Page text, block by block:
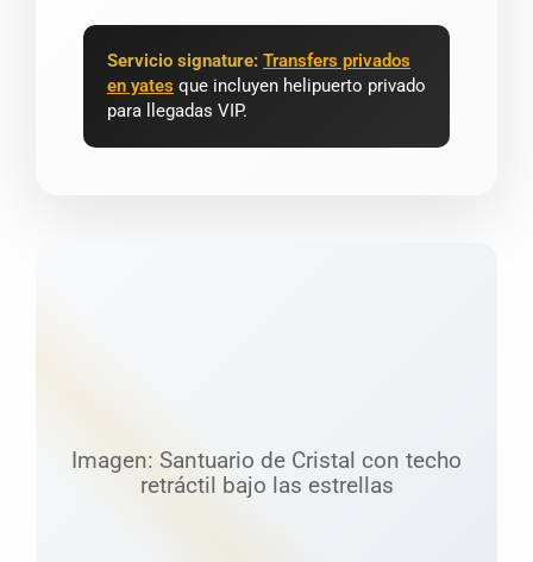
Servicio signature: Transfers privados
en yates que incluyen helipuerto privado
para llegadas VIP.
Imagen: Santuario de Cristal con techo
retráctil bajo las estrellas